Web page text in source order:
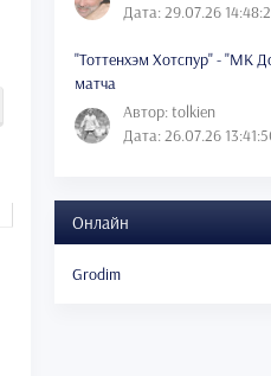
Дата: 29.07.26
"Тоттенхэм Хотспур" - "МК
матча
Автор: tolkien
Дата: 26.07.26
Онлайн
Grodim